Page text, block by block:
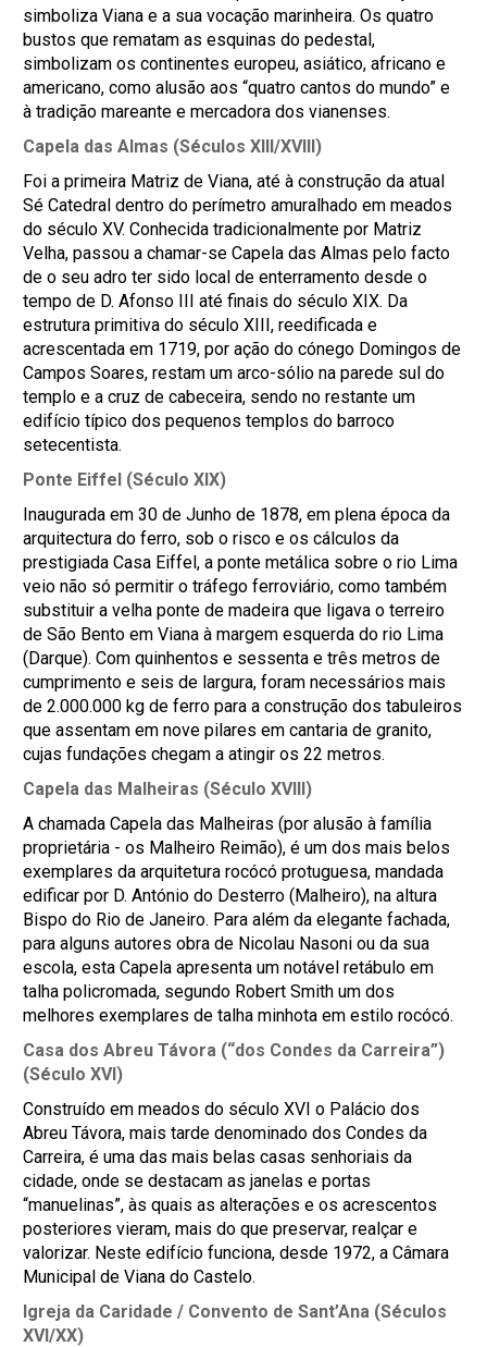
simboliza Viana e a sua vocação marinheira. Os quatro
bustos que rematam as esquinas do pedestal,
simbolizam os continentes europeu, asiático, africano e
americano, como alusão aos “quatro cantos do mundo” e
à tradição mareante e mercadora dos vianenses.
Capela das Almas (Séculos XIII/XVIII)
Foi a primeira Matriz de Viana, até à construção da atual
Sé Catedral dentro do perímetro amuralhado em meados
do século XV. Conhecida tradicionalmente por Matriz
Velha, passou a chamar-se Capela das Almas pelo facto
de o seu adro ter sido local de enterramento desde o
tempo de D. Afonso III até finais do século XIX. Da
estrutura primitiva do século XIII, reedificada e
acrescentada em 1719, por ação do cónego Domingos de
Campos Soares, restam um arco-sólio na parede sul do
templo e a cruz de cabeceira, sendo no restante um
edifício típico dos pequenos templos do barroco
setecentista.
Ponte Eiffel (Século XIX)
Inaugurada em 30 de Junho de 1878, em plena época da
arquitectura do ferro, sob o risco e os cálculos da
prestigiada Casa Eiffel, a ponte metálica sobre o rio Lima
veio não só permitir o tráfego ferroviário, como também
substituir a velha ponte de madeira que ligava o terreiro
de São Bento em Viana à margem esquerda do rio Lima
(Darque). Com quinhentos e sessenta e três metros de
cumprimento e seis de largura, foram necessários mais
de 2.000.000 kg de ferro para a construção dos tabuleiros
que assentam em nove pilares em cantaria de granito,
cujas fundações chegam a atingir os 22 metros.
Capela das Malheiras (Século XVIII)
A chamada Capela das Malheiras (por alusão à família
proprietária - os Malheiro Reimão), é um dos mais belos
exemplares da arquitetura rocócó protuguesa, mandada
edificar por D. António do Desterro (Malheiro), na altura
Bispo do Rio de Janeiro. Para além da elegante fachada,
para alguns autores obra de Nicolau Nasoni ou da sua
escola, esta Capela apresenta um notável retábulo em
talha policromada, segundo Robert Smith um dos
melhores exemplares de talha minhota em estilo rocócó.
Casa dos Abreu Távora (“dos Condes da Carreira”)
(Século XVI)
Construído em meados do século XVI o Palácio dos
Abreu Távora, mais tarde denominado dos Condes da
Carreira, é uma das mais belas casas senhoriais da
cidade, onde se destacam as janelas e portas
“manuelinas”, às quais as alterações e os acrescentos
posteriores vieram, mais do que preservar, realçar e
valorizar. Neste edifício funciona, desde 1972, a Câmara
Municipal de Viana do Castelo.
Igreja da Caridade / Convento de Sant’Ana (Séculos
XVI/XX)